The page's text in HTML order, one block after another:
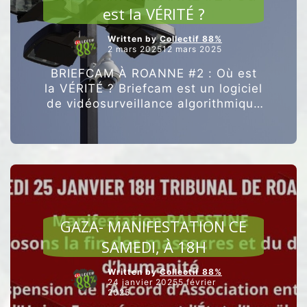
est la VÉRITÉ ?
Written byCollectif 88%
2 mars 202512 mars 2025
BRIEFCAM À ROANNE #2 : Où est
la VÉRITÉ ? Briefcam est un logiciel
de vidéosurveillance algorithmique
lecture
ROANNE
#2
Où
est
la
VÉRITÉ
?”
GAZA- MANIFESTATION CE
SAMEDI, À 18H
Written byCollectif 88%
24 janvier 20255 février
2025